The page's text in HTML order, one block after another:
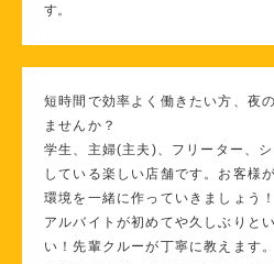
す。
短時間で効率よく働きたい方、夜
ませんか？
学生、主婦(主夫)、フリーター、
している楽しい店舗です。お客様
環境を一緒に作っていきましょう！
アルバイトが初めてや久しぶりと
い！先輩クルーが丁寧に教えます。